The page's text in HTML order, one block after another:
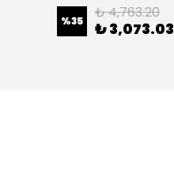
%35 ₺ 4,763.20
₺ 3,073.03